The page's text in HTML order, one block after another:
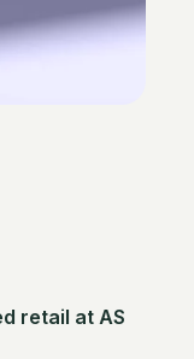
retail at AS